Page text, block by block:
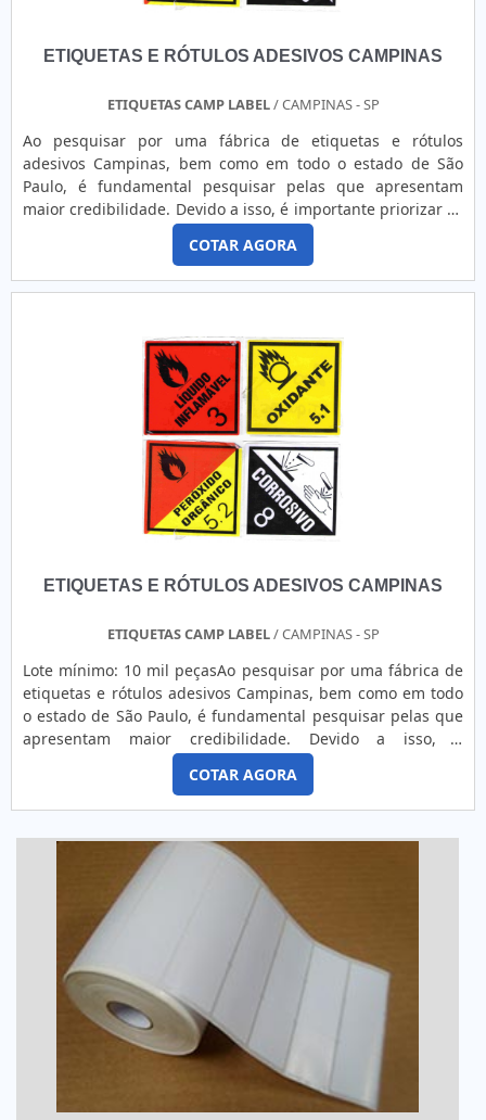
ETIQUETAS E RÓTULOS ADESIVOS CAMPINAS
ETIQUETAS CAMP LABEL/ CAMPINAS - SP
Ao pesquisar por uma fábrica de etiquetas e rótulos
adesivos Campinas, bem como em todo o estado de São
Paulo, é fundamental pesquisar pelas que apresentam
maior credibilidade. Devido a isso, é importante priorizar as
que produzem de forma personalizada e individualizada,
ou seja, em consonância com as necessidades de cada
cliente.AS PRINCIPAIS CARACTERÍSTICAS DO PRODUTOAs
etiquetas e rótulos adesivos são peças muito utilizadas em
COTAR AGORA
ETIQUETAS E RÓTULOS ADESIVOS CAMPINAS
ETIQUETAS CAMP LABEL/ CAMPINAS - SP
Lote mínimo: 10 mil peçasAo pesquisar por uma fábrica de
etiquetas e rótulos adesivos Campinas, bem como em todo
o estado de São Paulo, é fundamental pesquisar pelas que
apresentam maior credibilidade. Devido a isso, é
importante priorizar as que produzem de forma
personalizada e individualizada, ou seja, em consonância
com as necessidades de cada cliente.AS PRINCIPAIS
adesivos são peças ...
COTAR AGORA